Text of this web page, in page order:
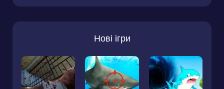
Нові ігри